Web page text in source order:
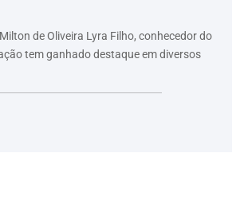
de Oliveira Lyra Filho, conhecedor do
tem ganhado destaque em diversos